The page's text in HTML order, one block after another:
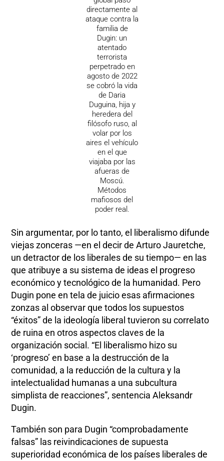
directamente al
ataque contra la
familia de
Dugin: un
atentado
terrorista
perpetrado en
agosto de 2022
se cobró la vida
de Daria
Duguina, hija y
heredera del
filósofo ruso, al
volar por los
aires el vehículo
en el que
viajaba por las
afueras de
Moscú.
Métodos
mafiosos del
poder real.
Sin argumentar, por lo tanto, el liberalismo difunde
viejas zonceras —en el decir de Arturo Jauretche,
un detractor de los liberales de su tiempo— en las
que atribuye a su sistema de ideas el progreso
económico y tecnológico de la humanidad. Pero
Dugin pone en tela de juicio esas afirmaciones
zonzas al observar que todos los supuestos
“éxitos” de la ideología liberal tuvieron su correlato
de ruina en otros aspectos claves de la
organización social. “El liberalismo hizo su
‘progreso’ en base a la destrucción de la
comunidad, a la reducción de la cultura y la
intelectualidad humanas a una subcultura
simplista de reacciones”, sentencia Aleksandr
Dugin.
También son para Dugin “comprobadamente
falsas” las reivindicaciones de supuesta
superioridad económica de los países liberales de